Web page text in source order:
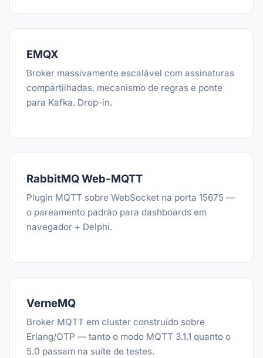
EMQX
Broker massivamente escalável com assinaturas
compartilhadas, mecanismo de regras e ponte
para Kafka. Drop-in.
RabbitMQ Web-MQTT
Plugin MQTT sobre WebSocket na porta 15675 —
o pareamento padrão para dashboards em
navegador + Delphi.
VerneMQ
Broker MQTT em cluster construído sobre
Erlang/OTP — tanto o modo MQTT 3.1.1 quanto o
5.0 passam na suíte de testes.